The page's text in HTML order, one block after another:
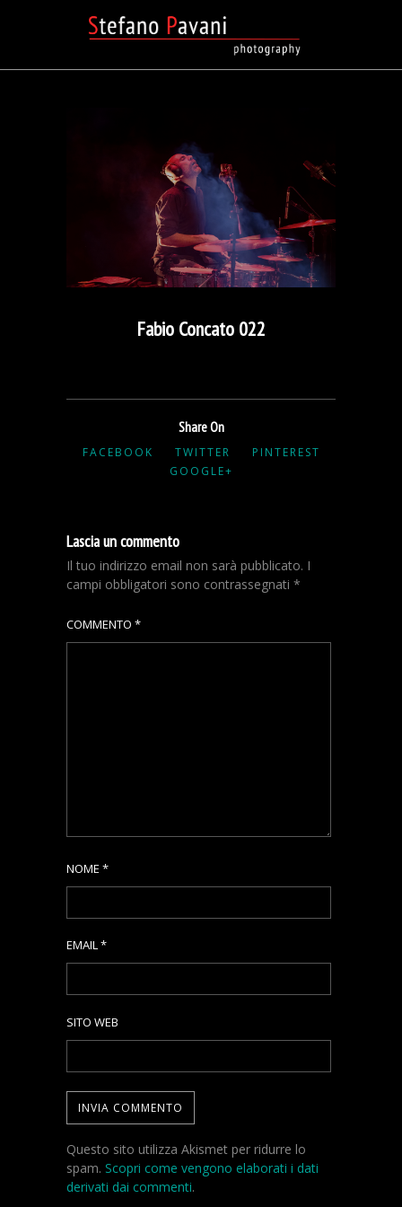
Fabio Concato 022
Share On
FACEBOOK TWITTER
PINTEREST
GOOGLE+
Lascia un commento
Il tuo indirizzo email non sarà pubblicato. I
campi obbligatori sono contrassegnati *
COMMENTO *
NOME *
EMAIL*
SITO WEB
Questo sito utilizza Akismet per ridurre lo
spam. Scopri come vengono elaborati i dati
derivati dai commenti.